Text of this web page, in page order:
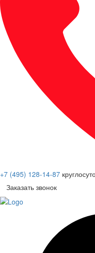
+7 (495) 128-14-87
Заказать звонок